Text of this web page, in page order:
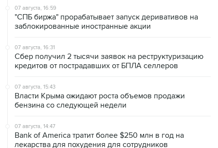
07 августа, 16:59
"СПБ биржа" прорабатывает запуск деривативов на
заблокированные иностранные акции
07 августа, 16:31
Сбер получил 2 тысячи заявок на реструктуризацию
кредитов от пострадавших от БПЛА селлеров
07 августа, 15:43
Власти Крыма ожидают роста объемов продажи
бензина со следующей недели
07 августа, 14:47
Bank of America тратит более $250 млн в год на
лекарства для похудения для сотрудников